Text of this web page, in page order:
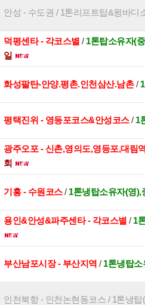
안성 - 수도권 / 1톤리프트탑&윙바디
덕평센타 - 각코스별 / 1톤탑소유자(
일
화성팔탄-안양.평촌.인천삼산.남촌/
평택진위 - 영등포코스&안성코스/ 1
광주오포 - 신촌,영의도,영등포,대림
회
기흥 - 수원코스/ 1톤냉탑소유자(영),
용인&안성&파주센타 - 각코스별 / 1
부산남포시장 - 부산지역 / 1톤냉탑소
인천북항 - 인천논현동코스 / 1톤냉탑